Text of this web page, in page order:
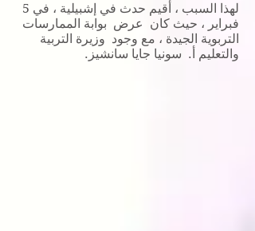
لهذا السبب ، أقيم حدث في إشبيلية ، في 5
فبراير ، حيث كان عرض بوابة الممارسات
التربوية الجيدة ، مع وجود وزيرة التربية
والتعليم أ. سونيا جايا سانشيز.